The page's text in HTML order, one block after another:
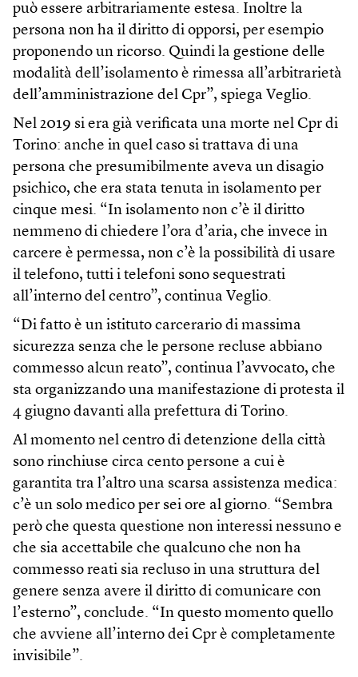
può essere arbitrariamente estesa. Inoltre la
persona non ha il diritto di opporsi, per esempio
proponendo un ricorso. Quindi la gestione delle
modalità dell’isolamento è rimessa all’arbitrarietà
dell’amministrazione del Cpr”, spiega Veglio.
Nel 2019 si era già verificata una morte nel Cpr di
Torino: anche in quel caso si trattava di una
persona che presumibilmente aveva un disagio
psichico, che era stata tenuta in isolamento per
cinque mesi. “In isolamento non c’è il diritto
nemmeno di chiedere l’ora d’aria, che invece in
carcere è permessa, non c’è la possibilità di usare
il telefono, tutti i telefoni sono sequestrati
all’interno del centro”, continua Veglio.
“Di fatto è un istituto carcerario di massima
sicurezza senza che le persone recluse abbiano
commesso alcun reato”, continua l’avvocato, che
sta organizzando una manifestazione di protesta il
4 giugno davanti alla prefettura di Torino.
Al momento nel centro di detenzione della città
sono rinchiuse circa cento persone a cui è
garantita tra l’altro una scarsa assistenza medica:
c’è un solo medico per sei ore al giorno. “Sembra
però che questa questione non interessi nessuno e
che sia accettabile che qualcuno che non ha
commesso reati sia recluso in una struttura del
genere senza avere il diritto di comunicare con
l’esterno”, conclude. “In questo momento quello
che avviene all’interno dei Cpr è completamente
invisibile”.